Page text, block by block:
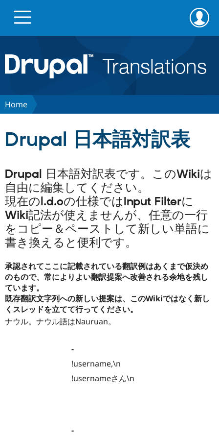
content
Go to Drupal.org
Projects
Downloads
Privacy & Security
Feedback
Home
Drupal 日本語対訳表
Drupal 日本語対訳表です。このWikiは
自由に編集してください。
現在のl.d.oの仕様ではInput Filterに
Wiki記法が使えませんが、任意の一行
をコピー＆ペーストして新しい単語に
書き換えると便利です。
承認されてここに記載されている翻訳例はあくまで仮決め
のもので、常によりよい翻訳提案へ改善される余地を残し
ています。
既存翻訳文字列への新しい提案は、このWikiではなく新し
くスレッドを立てて行ってください。
ナウル。ナウル語はNauruan。
-
!username,\n
!usernameさん\n
-